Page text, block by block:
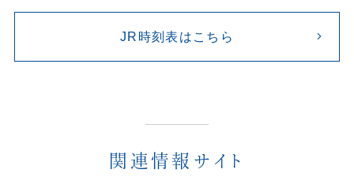
JR時刻表はこちら
関連情報サイト